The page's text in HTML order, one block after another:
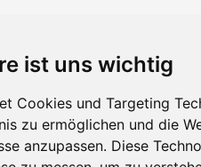
ist uns wichtig
Cookies und Targeting
zu ermöglichen und die
anzupassen. Diese